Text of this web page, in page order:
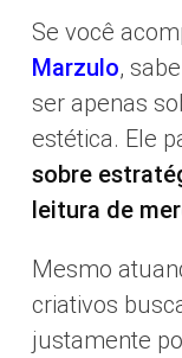
Se você
Marzulo,
ser apenas
estética. Ele
sobre
leitura de
Mesmo
criativos
justamente